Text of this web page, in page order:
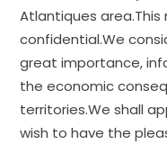
Atlantiques
confidential.We
great importance,
the economic
territories.We shall
wish to have the